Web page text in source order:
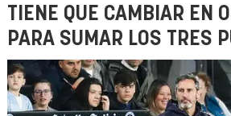
TIENE QUE CAMBIAR EN
PARA SUMAR LOS TRES